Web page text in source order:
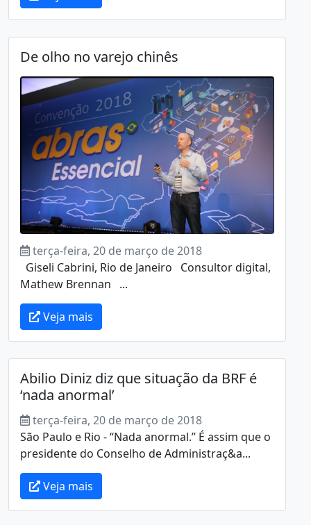
De olho no varejo chinês
terça-feira, 20 de março de 2018
Giseli Cabrini, Rio de Janeiro Consultor digital,
Mathew Brennan ...
Veja mais
Abilio Diniz diz que situação da BRF é
‘nada anormal’
terça-feira, 20 de março de 2018
São Paulo e Rio - “Nada anormal.” É assim que o
presidente do Conselho de Administraç&a...
Veja mais